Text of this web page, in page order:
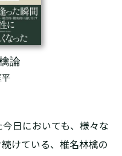
論
平
日においても、様々な
けている、椎名林檎の